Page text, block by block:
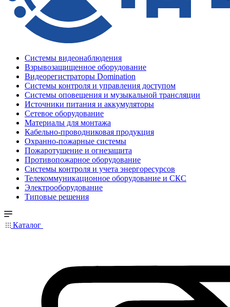
Системы видеонаблюдения
Взрывозащищенное оборудование
Видеорегистраторы Domination
Системы контроля и управления доступом
Системы оповещения и музыкальной трансляции
Источники питания и аккумуляторы
Сетевое оборудование
Материалы для монтажа
Кабельно-проводниковая продукция
Охранно-пожарные системы
Пожаротушение и огнезащита
Противопожарное оборудование
Системы контроля и учета энергоресурсов
Телекоммуникационное оборудование и СКС
Электрооборудование
Типовые решения
Каталог